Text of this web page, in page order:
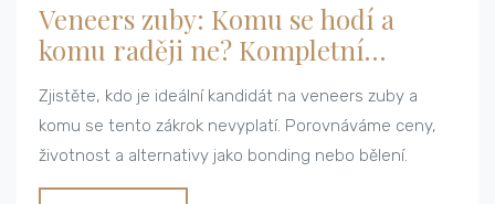
Veneers zuby: Komu se hodí a
komu raději ne? Kompletní
průvodce
Zjistěte, kdo je ideální kandidát na veneers zuby a
komu se tento zákrok nevyplatí. Porovnáváme ceny,
životnost a alternativy jako bonding nebo bělení.